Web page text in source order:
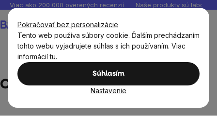
Pokračovať bez personalizácie
Tento web používa súbory cookie. Ďalším prechádzaním
tohto webu vyjadrujete súhlas s ich používaním. Viac
informáciítu.
Súhlasím
Nastavenie
Prejsť
obsah
Viac ako 200 000 overených recenzií Naše produkty sú
košík
OTOSAN
OTOSAN